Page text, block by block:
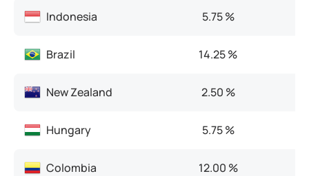
Indonesia 5.75 %
Brazil 14.25 %
New Zealand 2.50 %
Hungary 5.75 %
Colombia 12.00 %